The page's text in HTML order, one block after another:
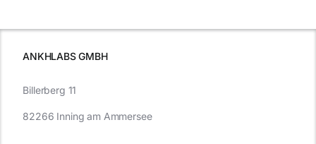
ANKHLABS GMBH
Billerberg 11
82266 Inning am Ammersee